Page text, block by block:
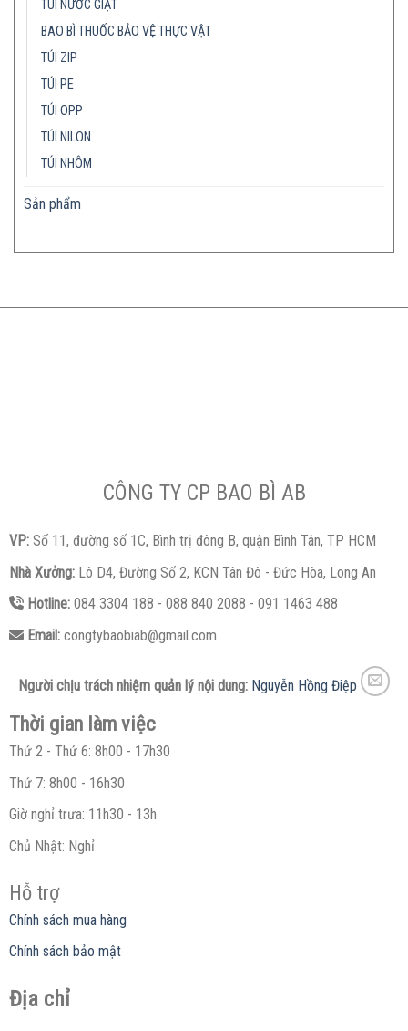
TÚI NƯỚC GIẶT
BAO BÌ THUỐC BẢO VỆ THỰC VẬT
TÚI ZIP
TÚI PE
TÚI OPP
TÚI NILON
TÚI NHÔM
Sản phẩm
CÔNG TY CP BAO BÌ AB
VP: Số 11, đường số 1C, Bình trị đông B, quận Bình Tân, TP HCM
Nhà Xưởng: Lô D4, Đường Số 2, KCN Tân Đô - Đức Hòa, Long An
Hotline:084 3304 188 - 088 840 2088 - 091 1463 488
Email:congtybaobiab@gmail.com
Người chịu trách nhiệm quản lý nội dung: Nguyễn Hồng Điệp
Thời gian làm việc
Thứ 2 - Thứ 6: 8h00 - 17h30
Thứ 7: 8h00 - 16h30
Giờ nghỉ trưa: 11h30 - 13h
Chủ Nhật: Nghỉ
Hỗ trợ
Chính sách mua hàng
Chính sách bảo mật
Địa chỉ